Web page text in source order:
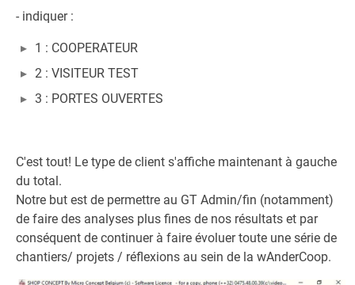
- indiquer :
1 : COOPERATEUR
2 : VISITEUR TEST
3 : PORTES OUVERTES
C'est tout! Le type de client s'affiche maintenant à gauche
du total.
Notre but est de permettre au GT Admin/fin (notamment)
de faire des analyses plus fines de nos résultats et par
conséquent de continuer à faire évoluer toute une série de
chantiers/ projets / réflexions au sein de la wAnderCoop.